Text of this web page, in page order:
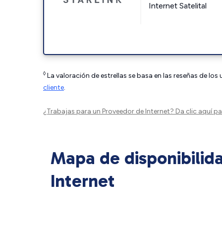
Internet Satelital
◊ La valoración de estrellas se basa en las reseñas de los
cliente.
¿Trabajas para un Proveedor de Internet? Da clic aquí
Mapa de
Internet